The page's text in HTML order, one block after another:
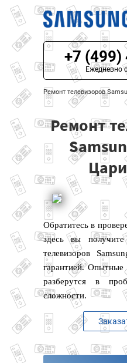
ЦЕНЫ НА РЕМОНТ
О СЕРВИСЕ
МОДЕЛИ SAMSUNG
НАШИ КОНТАКТЫ
+7
Ежедневно
Ремонт телевизоров
Ремонт
Обратитесь в
здесь вы получите
телевизоров
гарантией.
разберутся в
сложности.